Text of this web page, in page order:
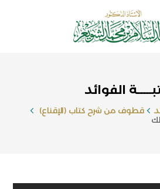
الفوائد
قطوف من شرح كتاب (الإقناع)